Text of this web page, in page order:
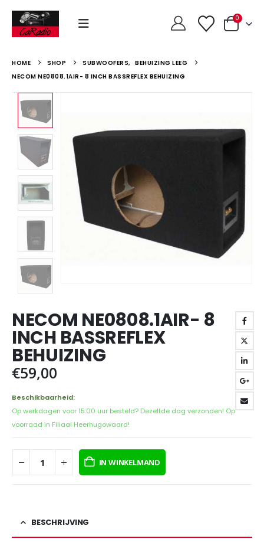
0
HOME SHOP SUBWOOFERS, BEHUIZING LEEG
NECOM NE0808.1AIR- 8 INCH BASSREFLEX BEHUIZING
NECOM NE0808.1AIR- 8
INCH BASSREFLEX
BEHUIZING
€59,00
Beschikbaarheid:
Op werkdagen voor 15:00 uur besteld? Dezelfde dag verzonden! Op
voorraad in Filiaal Heerhugowaard!
IN WINKELMAND
BESCHRIJVING